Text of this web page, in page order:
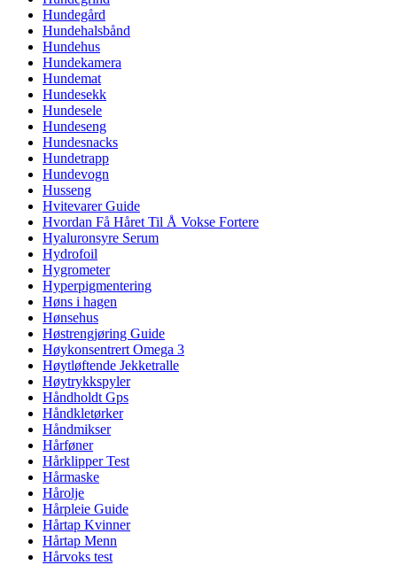
Hundegård
Hundehalsbånd
Hundehus
Hundekamera
Hundemat
Hundesekk
Hundesele
Hundeseng
Hundesnacks
Hundetrapp
Hundevogn
Husseng
Hvitevarer Guide
Hvordan Få Håret Til Å Vokse Fortere
Hyaluronsyre Serum
Hydrofoil
Hygrometer
Hyperpigmentering
Høns i hagen
Hønsehus
Høstrengjøring Guide
Høykonsentrert Omega 3
Høytløftende Jekketralle
Høytrykkspyler
Håndholdt Gps
Håndkletørker
Håndmikser
Hårføner
Hårklipper Test
Hårmaske
Hårolje
Hårpleie Guide
Hårtap Kvinner
Hårtap Menn
Hårvoks test